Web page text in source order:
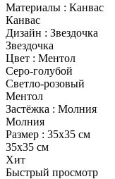
Материалы : Канвас
Канвас
Дизайн : Звездочка
Звездочка
Цвет : Ментол
Серо-голубой
Светло-розовый
Ментол
Застёжка : Молния
Молния
Размер : 35х35 см
35х35 см
Хит
Быстрый просмотр